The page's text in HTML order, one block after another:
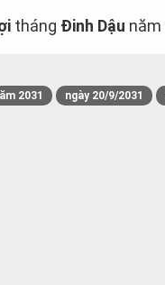
tháng Đinh Dậu năm
2031 ngày 20/9/2031